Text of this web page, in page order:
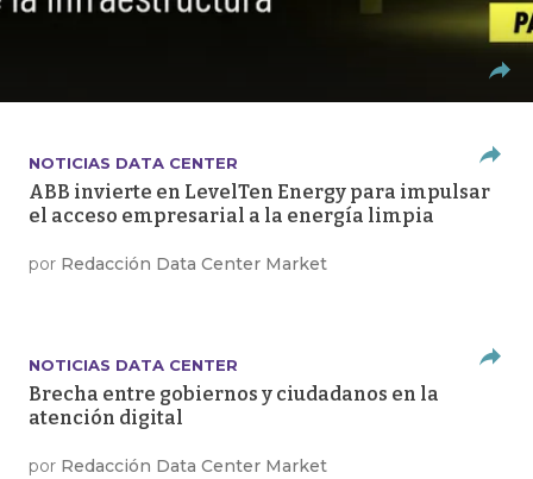
NOTICIAS DATA CENTER
ABB invierte en LevelTen Energy para impulsar
el acceso empresarial a la energía limpia
por Redacción Data Center Market
NOTICIAS DATA CENTER
Brecha entre gobiernos y ciudadanos en la
atención digital
por Redacción Data Center Market